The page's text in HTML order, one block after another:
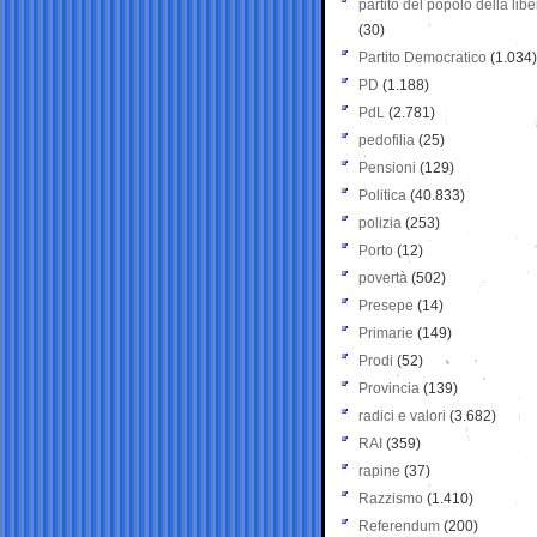
partito del popolo della
(30)
Partito Democratico (1.034)
PD (1.188)
PdL (2.781)
pedofilia (25)
Pensioni (129)
Politica (40.833)
polizia (253)
Porto (12)
povertà (502)
Presepe (14)
Primarie (149)
Prodi (52)
Provincia (139)
radici e valori (3.682)
RAI (359)
rapine (37)
Razzismo (1.410)
Referendum (200)